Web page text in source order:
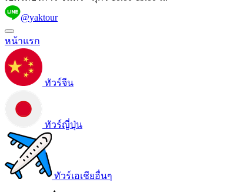
@yaktour
หน้าแรก
ทัวร์จีน
ทัวร์ญี่ปุ่น
ทัวร์เอเชียอื่นๆ